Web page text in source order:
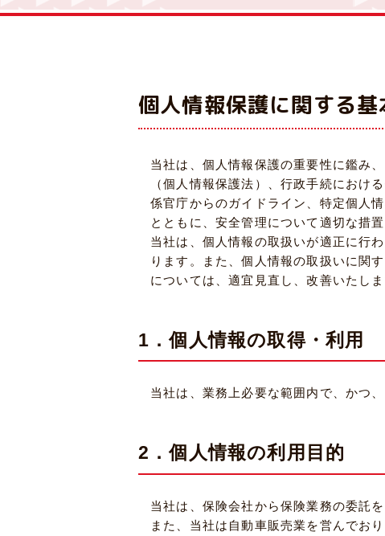
個人情報保護に関する基
当社は、個人情報保護の重要性に鑑み
（個人情報保護法）、行政手続におけ
係官庁からのガイドライン、特定個人
とともに、安全管理について適切な措置
当社は、個人情報の取扱いが適正に行
ります。また、個人情報の取扱いに関
については、適宜見直し、改善いたしま
1．個人情報の取得・利用
当社は、業務上必要な範囲内で、かつ
2．個人情報の利用目的
当社は、保険会社から保険業務の委託
また、当社は自動車販売業を営んでお